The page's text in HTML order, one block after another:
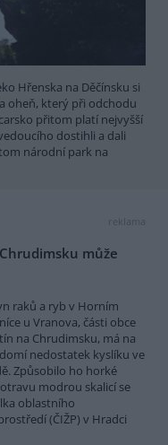
Hřenska na Děčínsku si
oheň, který při odchodu
přitom platí nejvyšší
dostihli a dali
národní park na
reklama
může
raků a ryb v Horním
u Vranova, části obce
na Chrudimsku, má na
nedostatek kyslíku ve
Způsobilo ho horké
modrou skalicí se
oblastního
(ČIŽP) v Hradci